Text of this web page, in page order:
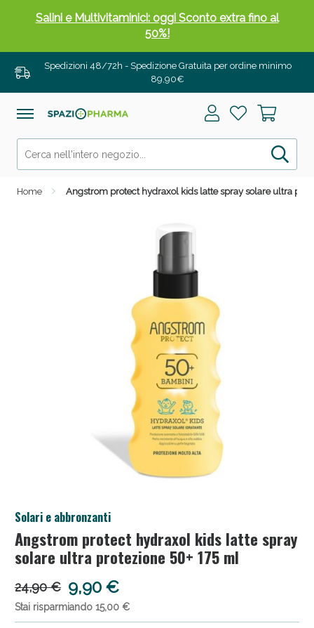
Spedizioni 48/72h - Spedizione Gratuita per ordine minimo
89,90€
Home Angstrom protect hydraxol kids latte spray solare ultra
Solari e abbronzanti
Angstrom protect hydraxol kids latte spray
solare ultra protezione 50+ 175 ml
24,90 € 9,90 €
Stai risparmiando 15,00 €
Salini e Multivitaminici: oggi Sconto extra fino al
50%!
Anticellulite e Fanghi: Sconto fino al 40% valido
Anticellulite e Fanghi: Sconto fino al 40% valido